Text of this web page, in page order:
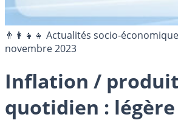
👨‍👩‍👧‍👧 Actualités socio-
novembre 2023
Inflation /
quotidien : légère